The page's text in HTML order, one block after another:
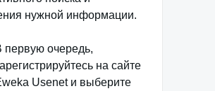
нужной информации.
первую очередь,
на сайте
Usenet и выберите